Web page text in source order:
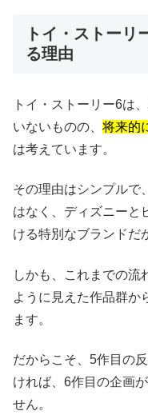
トイ・ストーリ
る理由
トイ・ストーリー6は
いないものの、 将来的
は考えています。
その理由はシンプルで
はなく、ディズニーと
ける特別なブランドだ
しかも、これまでの流
ように見えた作品群か
ます。
だからこそ、5作目の
ければ、6作目の企画
せん。